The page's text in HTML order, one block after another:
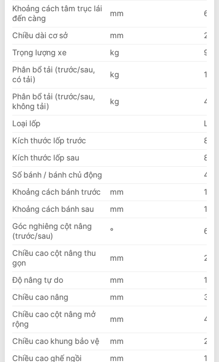
Khoảng cách tâm trục lái
đến càng
mm
Chiều dài cơ sở mm
Trọng lượng xe
kg
Phân bổ tải (trước/sau,
có tải)
kg
Phân bổ tải (trước/sau,
không tải)
kg
Loại lốp
Kích thước lốp trước
Kích thước lốp sau
Số bánh / bánh chủ động
4×2
Khoảng cách bánh trước
mm
Khoảng cách bánh sau
mm
Góc nghiêng cột nâng
(trước/sau)
° 6/
Chiều cao cột nâng thu
gọn
mm
Độ nâng tự do mm
165
Chiều cao nâng
mm
Chiều cao cột nâng mở
rộng
mm
Chiều cao khung bảo vệ mm
Chiều cao ghế ngồi
mm